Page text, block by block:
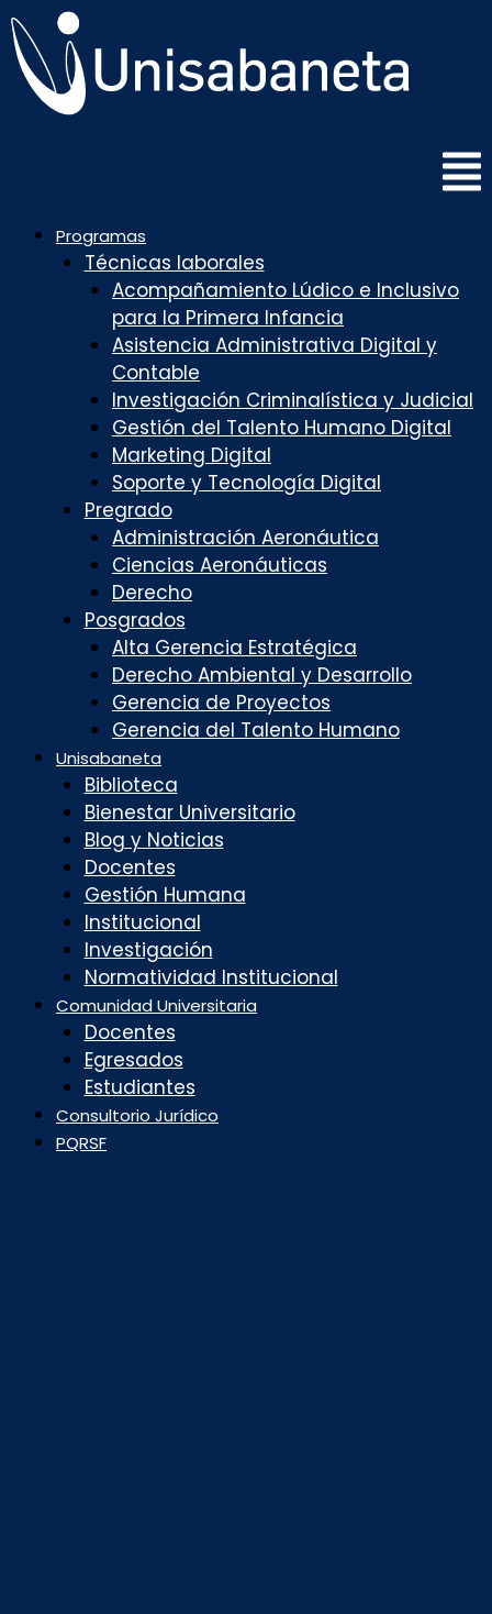
Saltar
al
contenido
Programas
Técnicas laborales
Acompañamiento Lúdico e Inclusivo
para la Primera Infancia
Asistencia Administrativa Digital y
Contable
Investigación Criminalística y Judicial
Gestión del Talento Humano Digital
Marketing Digital
Soporte y Tecnología Digital
Pregrado
Administración Aeronáutica
Ciencias Aeronáuticas
Derecho
Posgrados
Alta Gerencia Estratégica
Derecho Ambiental y Desarrollo
Gerencia de Proyectos
Gerencia del Talento Humano
Unisabaneta
Biblioteca
Bienestar Universitario
Blog y Noticias
Docentes
Gestión Humana
Institucional
Investigación
Normatividad Institucional
Comunidad Universitaria
Docentes
Egresados
Estudiantes
Consultorio Jurídico
PQRSF